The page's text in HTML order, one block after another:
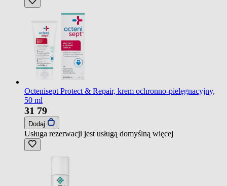
Octenisept Protect & Repair, krem ochronno-pielęgnacyjny,
50 ml
31 79
Dodaj
Usługa rezerwacji jest usługą domyślną więcej